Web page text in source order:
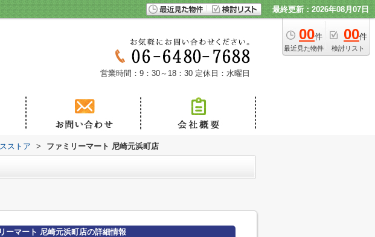
最終更新：2026年08月07日
00件
最近見た物件
00件
検討リスト
営業時間：9：30～18：30 定休日：水曜日
ストア > ファミリーマート 尼崎元浜町店
ーマート 尼崎元浜町店の詳細情報